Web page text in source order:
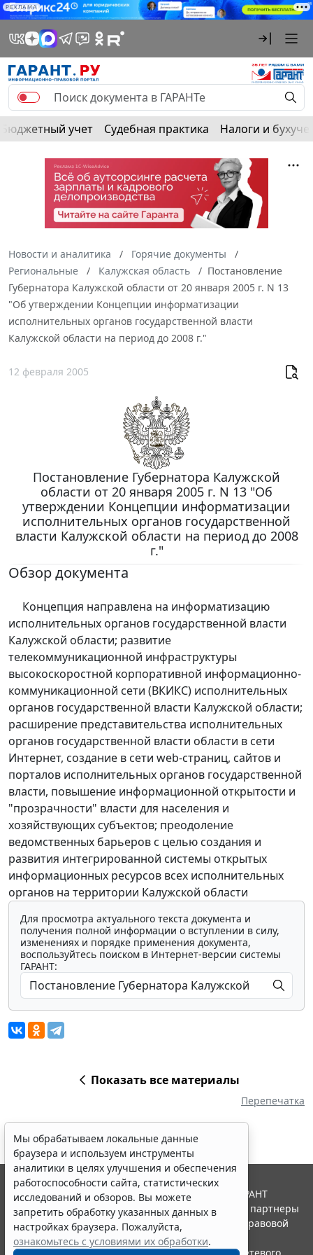
РЕКЛАМА
Бюджетный учет Судебная практика Налоги и
Новости и аналитика
Горячие документы
Региональные
Калужская область
Постановление
Губернатора Калужской области от 20 января 2005 г. N 13
"Об утверждении Концепции информатизации
исполнительных органов государственной власти
Калужской области на период до 2008 г."
12 февраля 2005
Постановление Губернатора Калужской
области от 20 января 2005 г. N 13 "Об
утверждении Концепции информатизации
исполнительных органов государственной
власти Калужской области на период до 2008
г."
Обзор документа
Концепция направлена на информатизацию
исполнительных органов государственной власти
Калужской области; развитие
телекоммуникационной инфраструктуры
высокоскоростной корпоративной информационно-
коммуникационной сети (ВКИКС) исполнительных
органов государственной власти Калужской области;
расширение представительства исполнительных
органов государственной власти области в сети
Интернет, создание в сети web-страниц, сайтов и
порталов исполнительных органов государственной
власти, повышение информационной открытости и
"прозрачности" власти для населения и
хозяйствующих субъектов; преодоление
ведомственных барьеров с целью создания и
развития интегрированной системы открытых
информационных ресурсов всех исполнительных
органов на территории Калужской области
Для просмотра актуального текста документа и
получения полной информации о вступлении в силу,
изменениях и порядке применения документа,
воспользуйтесь поиском в Интернет-версии системы
ГАРАНТ:
Показать все материалы
Перепечатка
Мы обрабатываем локальные данные
браузера и используем инструменты
аналитики в целях улучшения и обеспечения
работоспособности сайта, статистических
исследований и обзоров. Вы можете
запретить обработку указанных данных в
настройках браузера. Пожалуйста,
ознакомьтесь с условиями их обработки.
© ООО "НПП "ГАРАНТ-СЕРВИС", 2026. Система ГАРАНТ
выпускается с 1990 года. Компания "Гарант" и ее партнеры
являются участниками Российской ассоциации правовой
информации ГАРАНТ.